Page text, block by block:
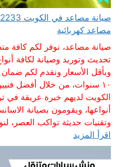
مصاعد كهربائية
صيانة مصاعد، نوفر لكم كافة
تحديث وتوريد وصيانة لكافة
وبأقل الأسعار ونقدم لكم
١٠ سنوات، من خلال أفضل
الكويت لديهم خبرة عريقة في
أنواعها، ويقومون بصيانة
وتقنيات حديثة تواكب العصر،
اقرأ المزيد